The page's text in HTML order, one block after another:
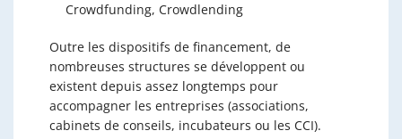
Crowdfunding, Crowdlending
Outre les dispositifs de financement, de
nombreuses structures se développent ou
existent depuis assez longtemps pour
accompagner les entreprises (associations,
cabinets de conseils, incubateurs ou les CCI).